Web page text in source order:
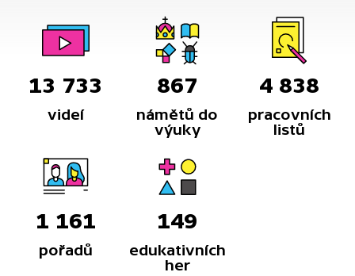
13 733
videí
867
námětů do
výuky
4 838
pracovních
listů
1 161
pořadů
149
edukativních
her